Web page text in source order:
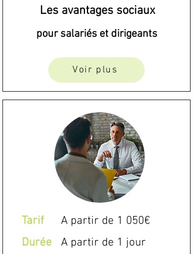
Les avantages sociaux
pour salariés et dirigeants
Voir plus
Tarif
A partir de 1 050€
Durée
A partir de 1 jour